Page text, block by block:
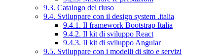
9.3. Catalogo del riuso
9.4. Sviluppare con il design system .italia
9.4.1. Il framework Bootstrap Italia
9.4.2. Il kit di sviluppo React
9.4.3. Il kit di sviluppo Angular
9.5. Sviluppare con i modelli di sito e servizi